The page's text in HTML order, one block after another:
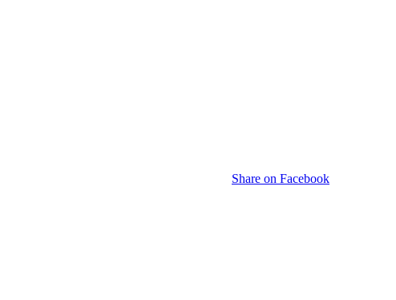
Share on Facebook